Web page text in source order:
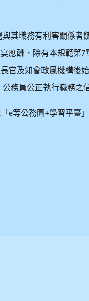
其職務有利害關係者
應酬，除有本規範第7
官及知會政風機構後
公務員公正執行職務之
e等公務園+學習平臺」